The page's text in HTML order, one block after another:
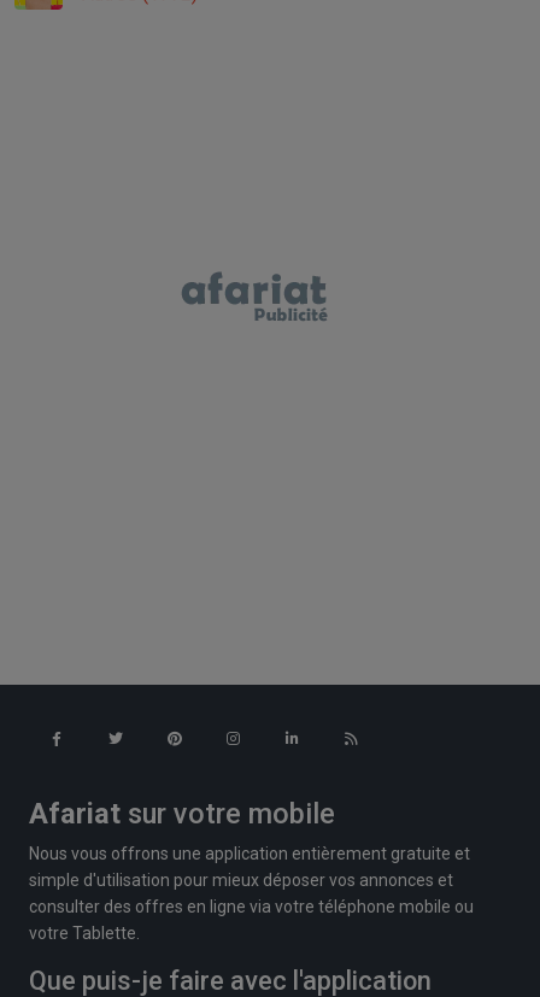
Afariat sur votre mobile
Nous vous offrons une application entièrement gratuite et
simple d'utilisation pour mieux déposer vos annonces et
consulter des offres en ligne via votre téléphone mobile ou
votre Tablette.
Que puis-je faire avec l'application